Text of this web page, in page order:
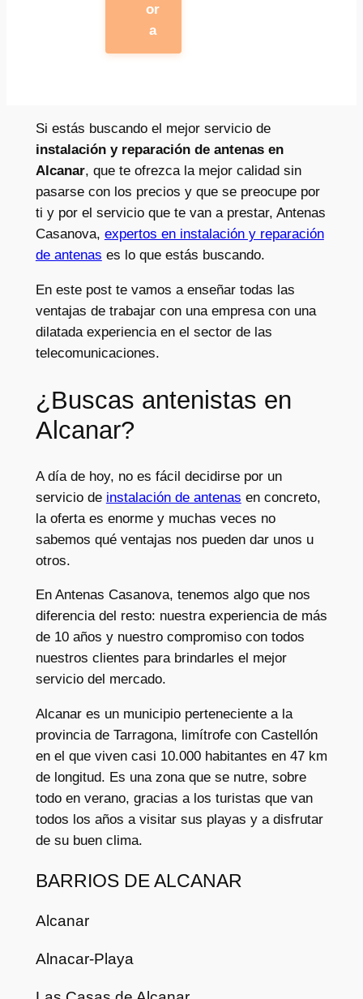
or
a
Si estás buscando el mejor servicio de
instalación y reparación de antenas en
Alcanar, que te ofrezca la mejor calidad sin
pasarse con los precios y que se preocupe por
ti y por el servicio que te van a prestar, Antenas
Casanova, expertos en instalación y reparación
de antenas es lo que estás buscando.
En este post te vamos a enseñar todas las
ventajas de trabajar con una empresa con una
dilatada experiencia en el sector de las
telecomunicaciones.
¿Buscas antenistas en
Alcanar?
A día de hoy, no es fácil decidirse por un
servicio de instalación de antenas en concreto,
la oferta es enorme y muchas veces no
sabemos qué ventajas nos pueden dar unos u
otros.
En Antenas Casanova, tenemos algo que nos
diferencia del resto: nuestra experiencia de más
de 10 años y nuestro compromiso con todos
nuestros clientes para brindarles el mejor
servicio del mercado.
Alcanar es un municipio perteneciente a la
provincia de Tarragona, limítrofe con Castellón
en el que viven casi 10.000 habitantes en 47 km
de longitud. Es una zona que se nutre, sobre
todo en verano, gracias a los turistas que van
todos los años a visitar sus playas y a disfrutar
de su buen clima.
BARRIOS DE ALCANAR
Alcanar
Alnacar-Playa